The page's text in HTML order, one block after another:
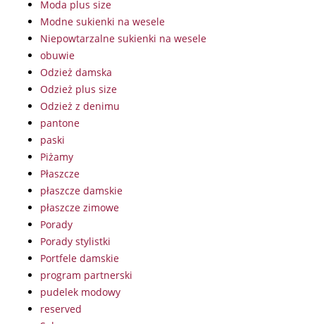
Moda plus size
Modne sukienki na wesele
Niepowtarzalne sukienki na wesele
obuwie
Odzież damska
Odzież plus size
Odzież z denimu
pantone
paski
Piżamy
Płaszcze
płaszcze damskie
płaszcze zimowe
Porady
Porady stylistki
Portfele damskie
program partnerski
pudelek modowy
reserved